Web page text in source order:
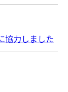
協力しました